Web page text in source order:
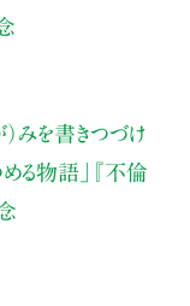
）みを書きつづけ
る物語」
『不倫